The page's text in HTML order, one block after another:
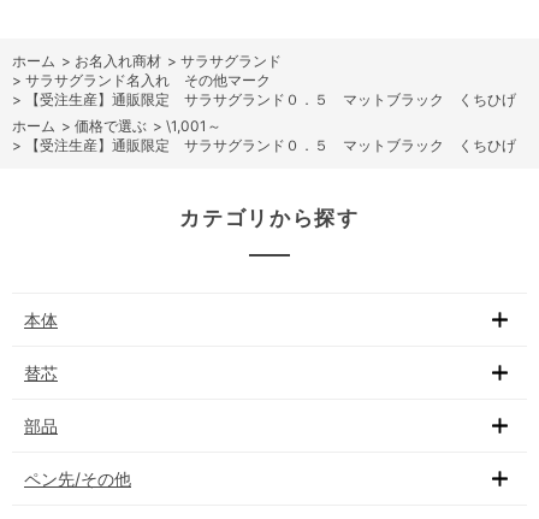
ホーム > お名入れ商材 > サラサグランド
> サラサグランド名入れ その他マーク
>
【受注生産】通販限定 サラサグランド０．５ マットブラック くちひげ
ホーム > 価格で選ぶ > \1,001～
>
【受注生産】通販限定 サラサグランド０．５ マットブラック くちひげ
カテゴリから探す
本体
替芯
部品
ペン先/その他